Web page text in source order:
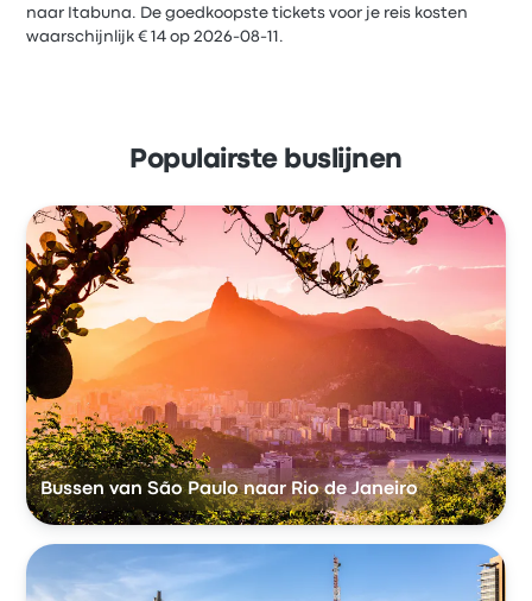
naar Itabuna. De goedkoopste tickets voor je reis kosten
waarschijnlijk € 14 op 2026-08-11.
Populairste buslijnen
Bussen van São Paulo naar Rio de Janeiro